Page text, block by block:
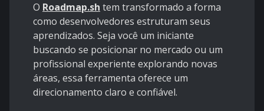
O Roadmap.sh tem transformado a forma
como desenvolvedores estruturam seus
aprendizados. Seja você um iniciante
buscando se posicionar no mercado ou um
profissional experiente explorando novas
áreas, essa ferramenta oferece um
direcionamento claro e confiável.